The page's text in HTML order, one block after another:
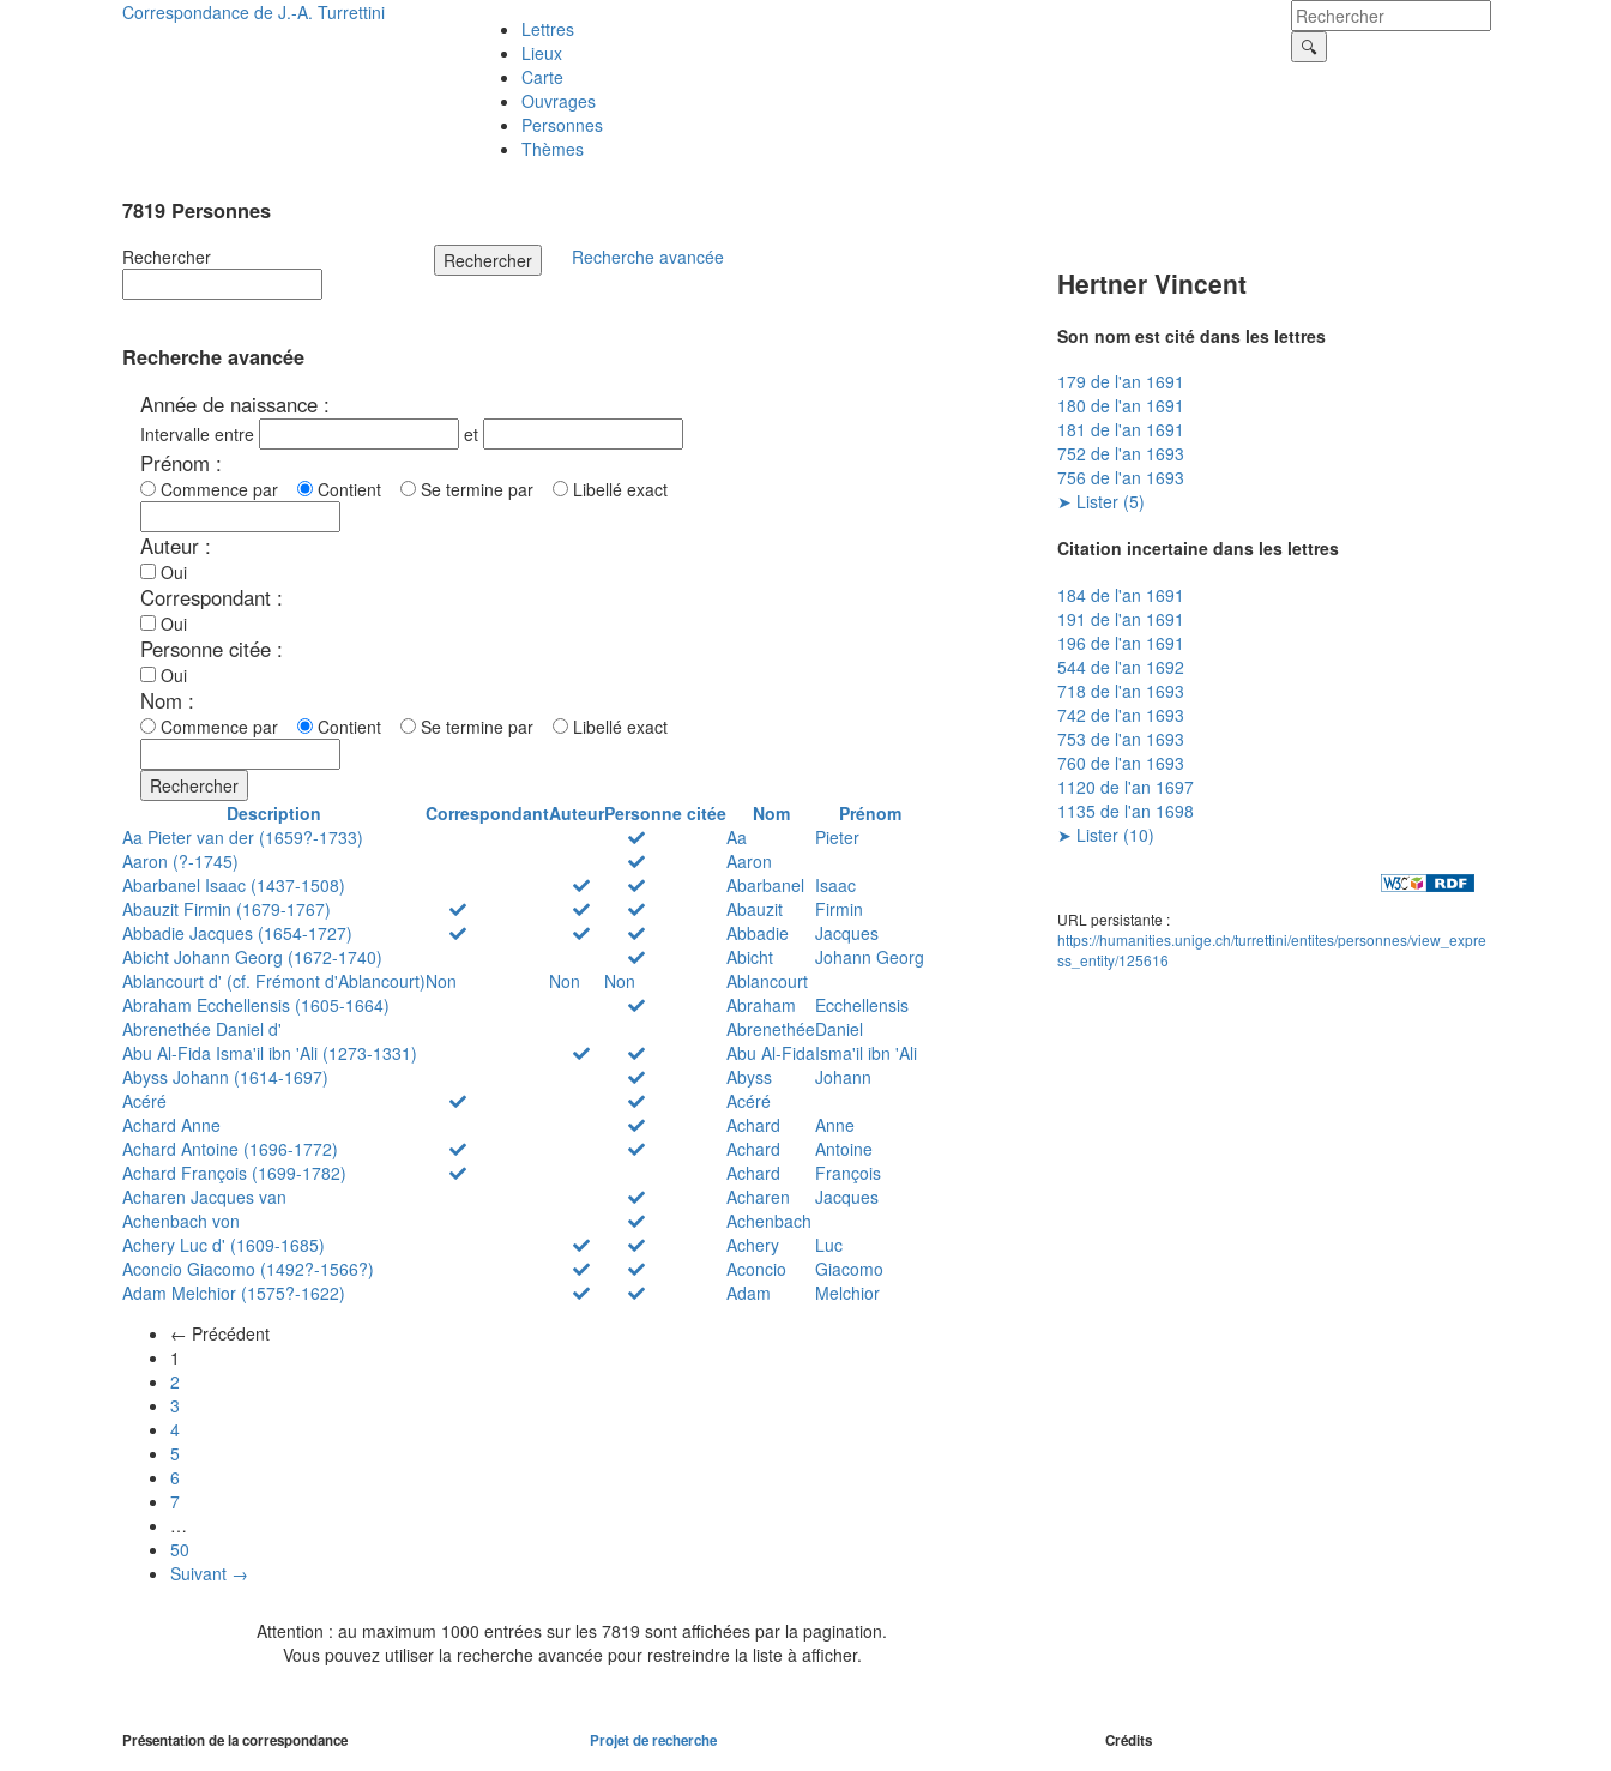
Correspondance de J.-A. Turrettini
Lettres
Lieux
Carte
Ouvrages
Personnes
Thèmes
7819 Personnes
Rechercher Rechercher Recherche avancée
Recherche avancée
Année de naissance :
Intervalle entre et
Prénom :
Commence par Contient Se termine par Libellé exact
Auteur :
Oui
Correspondant :
Oui
Personne citée :
Oui
Nom :
Commence par Contient Se termine par Libellé exact
Rechercher
Description
CorrespondantAuteurPersonne citée Nom
Prénom
Aa Pieter van der (1659?-1733)
Aa
Pieter
Aaron (?-1745)
Aaron
Abarbanel Isaac (1437-1508)
Abarbanel Isaac
Abauzit Firmin (1679-1767)
Abauzit
Firmin
Abbadie Jacques (1654-1727)
Abbadie
Jacques
Abicht Johann Georg (1672-1740)
Abicht
Johann Georg
Ablancourt d' (cf. Frémont d'Ablancourt)Non Non Non
Ablancourt
Abraham Ecchellensis (1605-1664)
Abraham
Ecchellensis
Abrenethée Daniel d'
AbrenethéeDaniel
Abu Al-Fida Isma'il ibn 'Ali (1273-1331)
Abu Al-FidaIsma'il ibn 'Ali
Abyss Johann (1614-1697)
Abyss
Johann
Acéré
Acéré
Achard Anne
Achard
Anne
Achard Antoine (1696-1772)
Achard
Antoine
Achard François (1699-1782)
Achard
François
Acharen Jacques van
Acharen
Jacques
Achenbach von
Achenbach
Achery Luc d' (1609-1685)
Achery
Luc
Aconcio Giacomo (1492?-1566?)
Aconcio
Giacomo
Adam Melchior (1575?-1622)
Adam
Melchior
← Précédent
1
2
3
4
5
6
7
…
50
Suivant →
Attention : au maximum 1000 entrées sur les 7819 sont affichées par la pagination.
Vous pouvez utiliser la recherche avancée pour restreindre la liste à afficher.
Hertner Vincent
Son nom est cité dans les lettres
179 de l'an 1691
180 de l'an 1691
181 de l'an 1691
752 de l'an 1693
756 de l'an 1693
➤ Lister (5)
Citation incertaine dans les lettres
184 de l'an 1691
191 de l'an 1691
196 de l'an 1691
544 de l'an 1692
718 de l'an 1693
742 de l'an 1693
753 de l'an 1693
760 de l'an 1693
1120 de l'an 1697
1135 de l'an 1698
➤ Lister (10)
URL persistante :
https://humanities.unige.ch/turrettini/entites/personnes/view_expre
ss_entity/125616
Présentation de la correspondance Projet de recherche Crédits